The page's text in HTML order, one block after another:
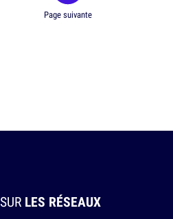
Page suivante
LES RÉSEAUX